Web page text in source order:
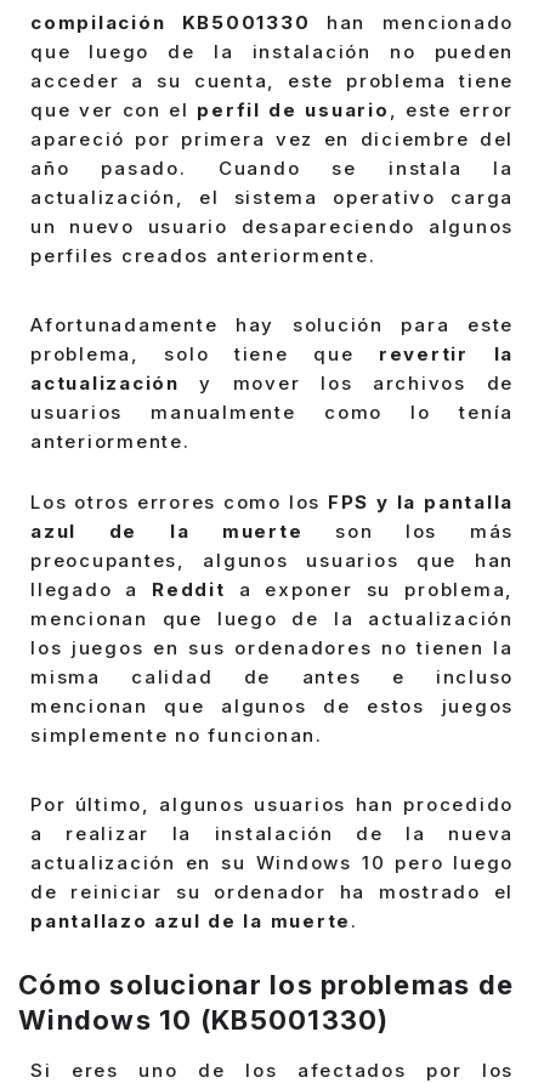
compilación KB5001330
han mencionado
que luego de la instalación no pueden
acceder a su cuenta, este problema tiene
que ver con el perfil de usuario
, este error
apareció por primera vez en diciembre del
año pasado. Cuando se instala la
actualización, el sistema operativo carga
un nuevo usuario desapareciendo algunos
perfiles creados anteriormente.
Afortunadamente hay solución para este
problema, solo tiene que revertir la
actualización y mover los archivos de
usuarios manualmente como lo tenía
anteriormente.
Los otros errores como los FPS y la pantalla
azul de la muerte
son los más
preocupantes, algunos usuarios que han
llegado a Reddit a exponer su problema,
mencionan que luego de la actualización
los juegos en sus ordenadores no tienen la
misma calidad de antes e incluso
mencionan que algunos de estos juegos
simplemente no funcionan.
Por último, algunos usuarios han procedido
a realizar la instalación de la nueva
actualización en su Windows 10 pero luego
de reiniciar su ordenador ha mostrado el
pantallazo azul de la muerte .
Cómo solucionar los problemas de
Windows 10 (KB5001330)
Si eres uno de los afectados por los